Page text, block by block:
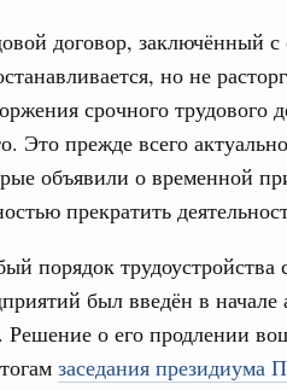
договор, заключённый
но не
срочного трудового
Это прежде всего
объявили о временной
прекратить
порядок
был введён в
Решение о его продлении
заседания президиума
31 июля, пятница
поддержка отдельных
регионам
мер социальной
граждан
года №2032-р
Федерации.
часть